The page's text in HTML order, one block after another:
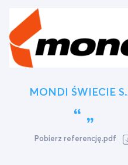
MONDI ŚWIECIE
Pobierz referencję.pdf